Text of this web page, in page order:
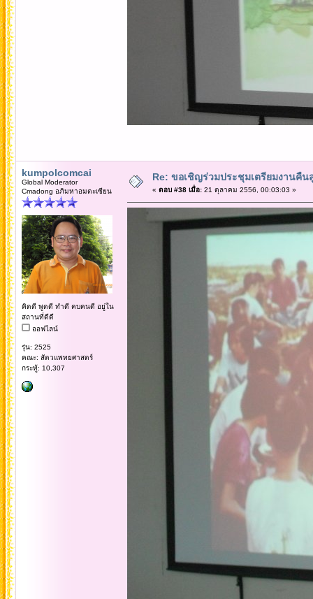
kumpolcomcai
Global Moderator
Cmadong อภิมหาอมตะเซียน
คิดดี พูดดี ทำดี คบคนดี อยู่ใน
สถานที่ดีดี
ออฟไลน์
รุ่น: 2525
คณะ: สัตวแพทยศาสตร์
กระทู้: 10,307
Re: ขอเชิญร่วมประชุมเตรียมงานคืน
« ตอบ #38 เมื่อ:21 ตุลาคม 2556, 00:03:03 »